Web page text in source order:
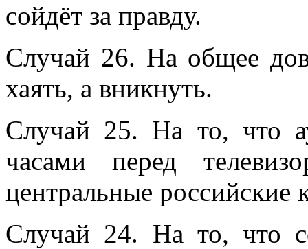
сойдёт за правду.
Случай 26. На общее
хаять, а вникнуть.
Случай 25. На то, что
часами перед
центральные российские
Случай 24. На то, что